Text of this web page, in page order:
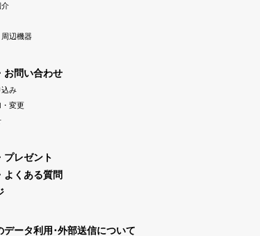
介
辺機器
お問い合わせ
込み
変更
プレゼント
よくある質問
データ利用･外部送信について